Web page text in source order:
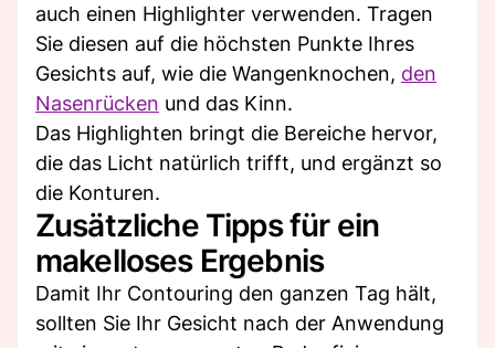
auch einen Highlighter verwenden. Tragen
Sie diesen auf die höchsten Punkte Ihres
Gesichts auf, wie die Wangenknochen, den
Nasenrücken und das Kinn.
Das Highlighten bringt die Bereiche hervor,
die das Licht natürlich trifft, und ergänzt so
die Konturen.
Zusätzliche Tipps für ein
makelloses Ergebnis
Damit Ihr Contouring den ganzen Tag hält,
sollten Sie Ihr Gesicht nach der Anwendung